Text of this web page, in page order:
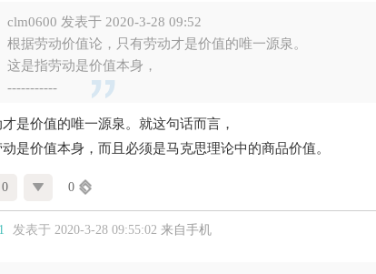
clm0600 发表于 2020-3-28 09:52
根据劳动价值论，只有劳动才是价值的唯一源泉。
这是指劳动是价值本身，
-----------
是价值的唯一源泉。就这句话而言，
是价值本身，而且必须是马克思理论中的商品价值。
0
发表于 2020-3-28 09:55:02 来自手机